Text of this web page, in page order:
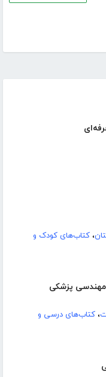
، کتاب‌های کودک و
مهندسی پزشکی
، کتاب‌های درسی و